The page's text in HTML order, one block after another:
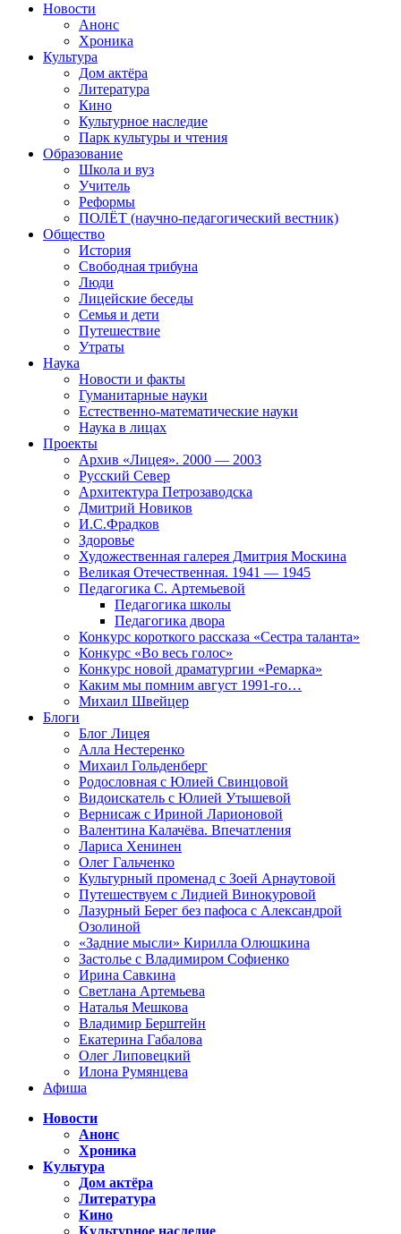
Новости
Анонс
Хроника
Культура
Дом актёра
Литература
Кино
Культурное наследие
Парк культуры и чтения
Образование
Школа и вуз
Учитель
Реформы
ПОЛЁТ (научно-педагогический вестник)
Общество
История
Свободная трибуна
Люди
Лицейские беседы
Семья и дети
Путешествие
Утраты
Наука
Новости и факты
Гуманитарные науки
Естественно-математические науки
Наука в лицах
Проекты
Архив «Лицея». 2000 — 2003
Русский Север
Архитектура Петрозаводска
Дмитрий Новиков
И.С.Фрадков
Здоровье
Художественная галерея Дмитрия Москина
Великая Отечественная. 1941 — 1945
Педагогика С. Артемьевой
Педагогика школы
Педагогика двора
Конкурс короткого рассказа «Сестра таланта»
Конкурс «Во весь голос»
Конкурс новой драматургии «Ремарка»
Каким мы помним август 1991-го…
Михаил Швейцер
Блоги
Блог Лицея
Алла Нестеренко
Михаил Гольденберг
Родословная с Юлией Свинцовой
Видоискатель с Юлией Утышевой
Вернисаж с Ириной Ларионовой
Валентина Калачёва. Впечатления
Лариса Хенинен
Олег Гальченко
Культурный променад с Зоей Арнаутовой
Путешествуем с Лидией Винокуровой
Лазурный Берег без пафоса с Александрой
Озолиной
«Задние мысли» Кирилла Олюшкина
Застолье с Владимиром Софиенко
Ирина Савкина
Светлана Артемьева
Наталья Мешкова
Владимир Берштейн
Екатерина Габалова
Олег Липовецкий
Илона Румянцева
Афиша
Новости
Анонс
Хроника
Культура
Дом актёра
Литература
Кино